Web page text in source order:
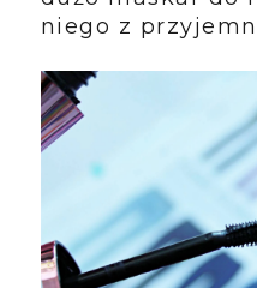
niego z